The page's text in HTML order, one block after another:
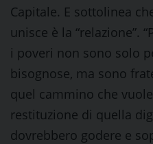
Capitale. E sottolinea
unisce è la “relazione”.
i poveri non sono solo
bisognose, ma sono
quel cammino che
restituzione di quella
dovrebbero godere e